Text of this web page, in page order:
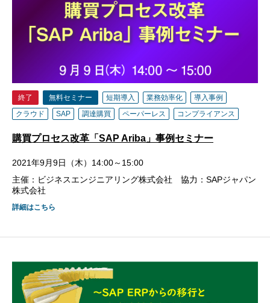
終了 無料セミナー 短期導入 業務効率化
導入事例
クラウド
SAP 調達購買 ペーパーレス コンプライアンス
購買プロセス改革「SAP Ariba」事例セミナー
2021年9月9日（木）14:00～15:00
主催：ビジネスエンジニアリング株式会社 協力：SAPジャパン
株式会社
詳細はこちら